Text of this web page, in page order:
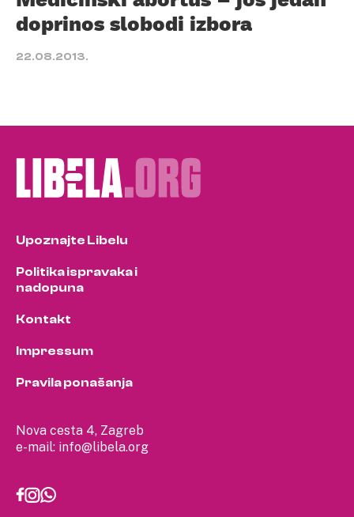
doprinos slobodi izbora
22.08.2013.
Nova cesta 4, Zagreb
e-mail: info@libela.org
Upoznajte Libelu
Politika ispravaka i
nadopuna
Kontakt
Impressum
Pravila ponašanja